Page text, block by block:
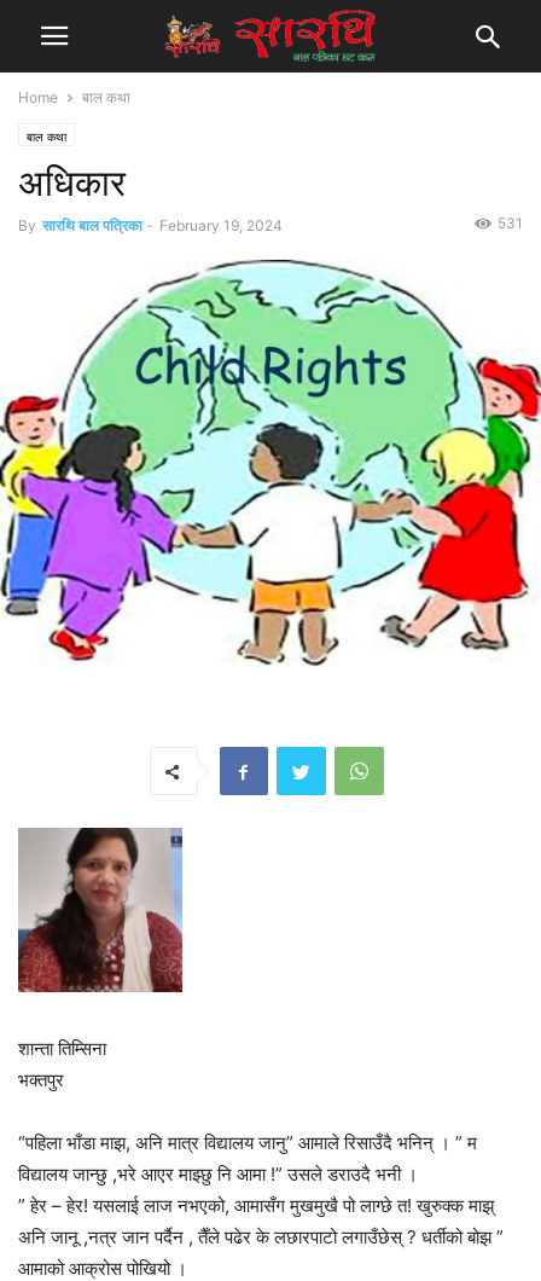
Home बाल कथा
बाल कथा
अधिकार
By सारथि बाल पत्रिका - February 19, 2024 531
शान्ता तिम्सिना
भक्तपुर
“पहिला भाँडा माझ, अनि मात्र विद्यालय जानु” आमाले रिसाउँदै भनिन् । ” म
विद्यालय जान्छु ,भरे आएर माझ्छु नि आमा !” उसले डराउदै भनी ।
” हेर – हेर! यसलाई लाज नभएको, आमासँग मुखमुखै पो लाग्छे त! खुरुक्क माझ्
अनि जानू ,नत्र जान पर्दैन , तैँले पढेर के लछारपाटो लगाउँछेस् ? धर्तीको बोझ ”
आमाको आक्रोस पोखियो ।